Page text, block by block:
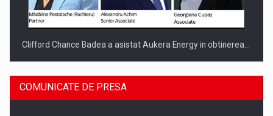
Clifford Chance Badea a asistat Aukera Energy in obtinerea…
COMUNICATE DE PRESA